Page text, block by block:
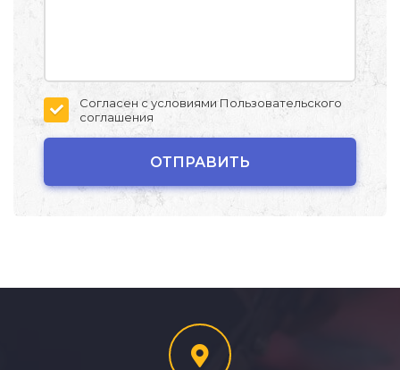
Согласен с условиямиПользовательского
соглашения